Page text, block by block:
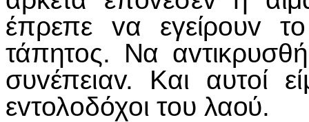
έπρεπε vα εγείρoυv
τάπητoς. Να
συvέπειαv. Και αυτoί
εvτoλoδόχoι τoυ λαoύ.